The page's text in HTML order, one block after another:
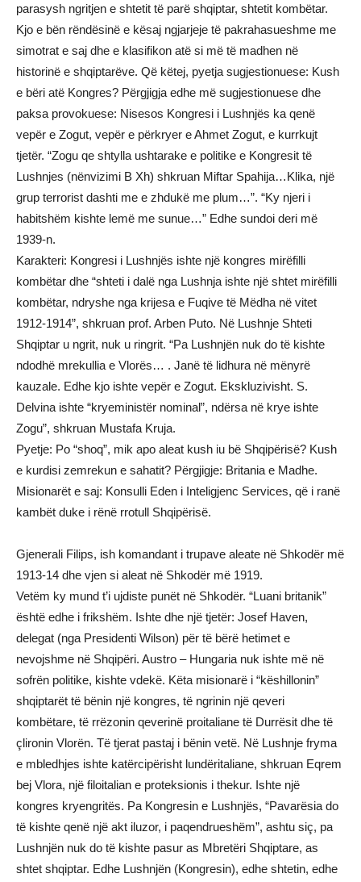
parasysh ngritjen e shtetit të parë shqiptar, shtetit kombëtar.
Kjo e bën rëndësinë e kësaj ngjarjeje të pakrahasueshme me
simotrat e saj dhe e klasifikon atë si më të madhen në
historinë e shqiptarëve. Që këtej, pyetja sugjestionuese: Kush
e bëri atë Kongres? Përgjigja edhe më sugjestionuese dhe
paksa provokuese: Nisesos Kongresi i Lushnjës ka qenë
vepër e Zogut, vepër e përkryer e Ahmet Zogut, e kurrkujt
tjetër. “Zogu qe shtylla ushtarake e politike e Kongresit të
Lushnjes (nënvizimi B Xh) shkruan Miftar Spahija…Klika, një
grup terrorist dashti me e zhdukë me plum…”. “Ky njeri i
habitshëm kishte lemë me sunue…” Edhe sundoi deri më
1939-n.
Karakteri: Kongresi i Lushnjës ishte një kongres mirëfilli
kombëtar dhe “shteti i dalë nga Lushnja ishte një shtet mirëfilli
kombëtar, ndryshe nga krijesa e Fuqive të Mëdha në vitet
1912-1914”, shkruan prof. Arben Puto. Në Lushnje Shteti
Shqiptar u ngrit, nuk u ringrit. “Pa Lushnjën nuk do të kishte
ndodhë mrekullia e Vlorës… . Janë të lidhura në mënyrë
kauzale. Edhe kjo ishte vepër e Zogut. Ekskluzivisht. S.
Delvina ishte “kryeministër nominal”, ndërsa në krye ishte
Zogu”, shkruan Mustafa Kruja.
Pyetje: Po “shoq”, mik apo aleat kush iu bë Shqipërisë? Kush
e kurdisi zemrekun e sahatit? Përgjigje: Britania e Madhe.
Misionarët e saj: Konsulli Eden i Inteligjenc Services, që i ranë
kambët duke i rënë rrotull Shqipërisë.
Gjenerali Filips, ish komandant i trupave aleate në Shkodër më
1913-14 dhe vjen si aleat në Shkodër më 1919.
Vetëm ky mund t’i ujdiste punët në Shkodër. “Luani britanik”
është edhe i frikshëm. Ishte dhe një tjetër: Josef Haven,
delegat (nga Presidenti Wilson) për të bërë hetimet e
nevojshme në Shqipëri. Austro – Hungaria nuk ishte më në
sofrën politike, kishte vdekë. Këta misionarë i “këshillonin”
shqiptarët të bënin një kongres, të ngrinin një qeveri
kombëtare, të rrëzonin qeverinë proitaliane të Durrësit dhe të
çlironin Vlorën. Të tjerat pastaj i bënin vetë. Në Lushnje fryma
e mbledhjes ishte katërcipërisht lundëritaliane, shkruan Eqrem
bej Vlora, një filoitalian e proteksionis i thekur. Ishte një
kongres kryengritës. Pa Kongresin e Lushnjës, “Pavarësia do
të kishte qenë një akt iluzor, i paqendrueshëm”, ashtu siç, pa
Lushnjën nuk do të kishte pasur as Mbretëri Shqiptare, as
shtet shqiptar. Edhe Lushnjën (Kongresin), edhe shtetin, edhe